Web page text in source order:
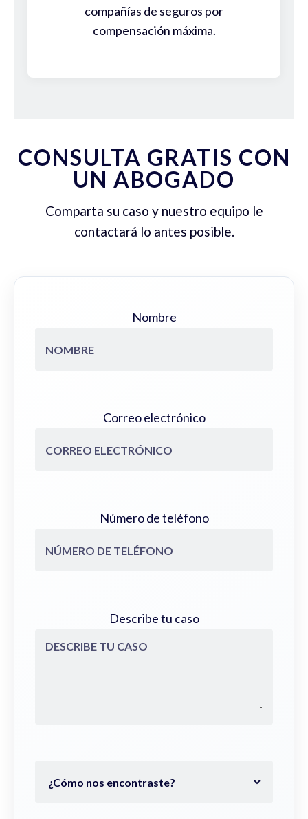
compañías de seguros por
compensación máxima.
CONSULTA GRATIS CON
UN ABOGADO
Comparta su caso y nuestro equipo le
contactará lo antes posible.
Nombre
Correo electrónico
Número de teléfono
Describe tu caso